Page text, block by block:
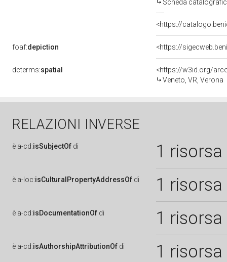
Scheda
<https://
foaf:depiction
dcterms:spatial
<https://w3id.org/
Veneto, VR, Verona
RELAZIONI INVERSE
è a-cd:isSubjectOf di 1 risorsa
è a-loc:isCulturalPropertyAddressOf di 1 risorsa
è a-cd:isDocumentationOf di 1 risorsa
è a-cd:isAuthorshipAttributionOf di 1 risorsa